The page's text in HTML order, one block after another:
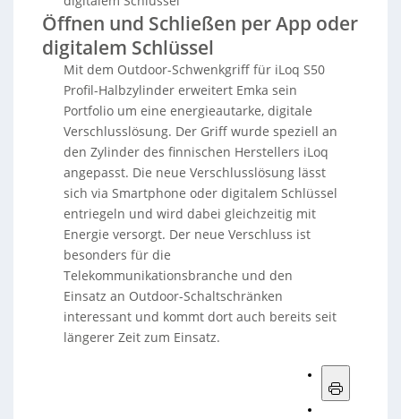
Öffnen und Schließen per App oder
digitalem Schlüssel
Mit dem Outdoor-Schwenkgriff für iLoq S50
Profil-Halbzylinder erweitert Emka sein
Portfolio um eine energieautarke, digitale
Verschlusslösung. Der Griff wurde speziell an
den Zylinder des finnischen Herstellers iLoq
angepasst. Die neue Verschlusslösung lässt
sich via Smartphone oder digitalem Schlüssel
entriegeln und wird dabei gleichzeitig mit
Energie versorgt. Der neue Verschluss ist
besonders für die
Telekommunikationsbranche und den
Einsatz an Outdoor-Schaltschränken
interessant und kommt dort auch bereits seit
längerer Zeit zum Einsatz.